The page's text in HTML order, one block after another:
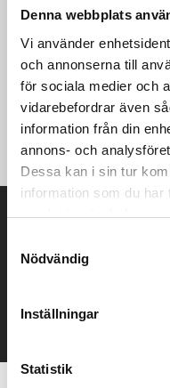
Denna webbplats
Vi använder
och annonserna till
för sociala medier och
vidarebefordrar även
information från din
annons- och
Dessa kan i sin tur
information som du har
samlat in när du har
Nödvändig
Inställningar
Statistik
Produktinformation
·280 g/m² ·65%
tyg, platta snören och
och axelband i samma
i dubbelt tyg
mittficka ·Avrivbar etikett
Kontakta oss här för